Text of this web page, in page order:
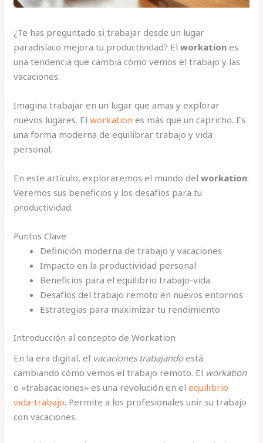
¿Te has preguntado si trabajar desde un lugar
paradisíaco mejora tu productividad? Elworkation es
una tendencia que cambia cómo vemos el trabajo y las
vacaciones.
Imagina trabajar en un lugar que amas y explorar
nuevos lugares. Elworkation es más que un capricho. Es
una forma moderna de equilibrar trabajo y vida
personal.
En este artículo, exploraremos el mundo delworkation.
Veremos sus beneficios y los desafíos para tu
productividad.
Puntos Clave
Definición moderna de trabajo y vacaciones
Impacto en la productividad personal
Beneficios para el equilibrio trabajo-vida
Desafíos del trabajo remoto en nuevos entornos
Estrategias para maximizar tu rendimiento
Introducción al concepto de Workation
En la era digital, el vacaciones trabajandoestá
cambiando cómo vemos el trabajo remoto. El workation
o «trabacaciones» es una revolución en elequilibrio
vida-trabajo. Permite a los profesionales unir su trabajo
con vacaciones.